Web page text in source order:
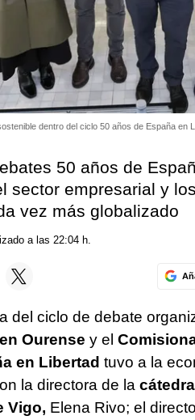
dentro del ciclo 50 años de España en
50 años de
sector empresarial y
vez más globalizado
a las 22:04 h.
del ciclo de debate
Ourense y el
en Libertad tuvo a la
la directora de la
Vigo, Elena Rivo; el